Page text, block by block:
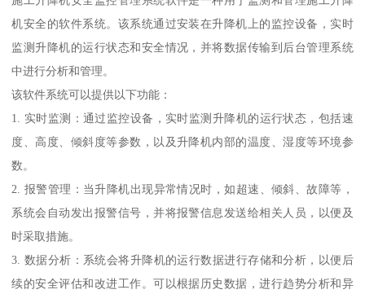
机安全的软件系统。该系统通过安装在升降机上的监控设备，实时
监测升降机的运行状态和安全情况，并将数据传输到后台管理系统
中进行分析和管理。
该软件系统可以提供以下功能：
1. 实时监测：通过监控设备，实时监测升降机的运行状态，包括速
度、高度、倾斜度等参数，以及升降机内部的温度、湿度等环境参
数。
2. 报警管理：当升降机出现异常情况时，如超速、倾斜、故障等，
系统会自动发出报警信号，并将报警信息发送给相关人员，以便及
时采取措施。
3. 数据分析：系统会将升降机的运行数据进行存储和分析，以便后
续的安全评估和改进工作。可以根据历史数据，进行趋势分析和异